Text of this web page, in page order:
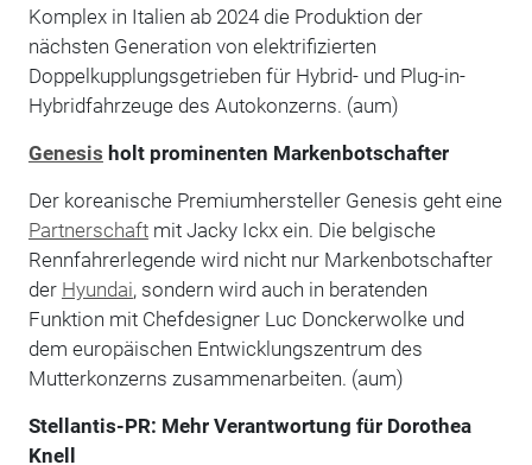
Komplex in Italien ab 2024 die Produktion der
nächsten Generation von elektrifizierten
Doppelkupplungsgetrieben für Hybrid- und Plug-in-
Hybridfahrzeuge des Autokonzerns. (aum)
Genesis holt prominenten Markenbotschafter
Der koreanische Premiumhersteller Genesis geht eine
Partnerschaftmit Jacky Ickx ein. Die belgische
Rennfahrerlegende wird nicht nur Markenbotschafter
der Hyundai, sondern wird auch in beratenden
Funktion mit Chefdesigner Luc Donckerwolke und
dem europäischen Entwicklungszentrum des
Mutterkonzerns zusammenarbeiten. (aum)
Stellantis-PR: Mehr Verantwortung für Dorothea
Knell